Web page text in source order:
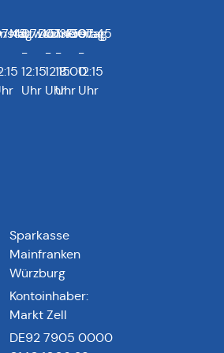
Mittwoch
07:45
-
12:15
Uhr
Donnerstag
07:45
-
12:15
Uhr
13:00
-
18:00
Uhr
Freitag
07:45
-
12:15
Uhr
Sparkasse
Mainfranken
Würzburg
Kontoinhaber:
Markt Zell
DE92 7905 0000